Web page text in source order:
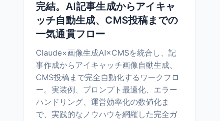
完結。AI記事生成からアイキャ
ッチ自動生成、CMS投稿までの
一気通貫フロー
Claude×画像生成AI×CMSを統合し、記
事作成からアイキャッチ画像自動生成、
CMS投稿まで完全自動化するワークフロ
ー。実装例、プロンプト最適化、エラー
ハンドリング、運営効率化の数値化ま
で、実践的なノウハウを網羅した完全ガ